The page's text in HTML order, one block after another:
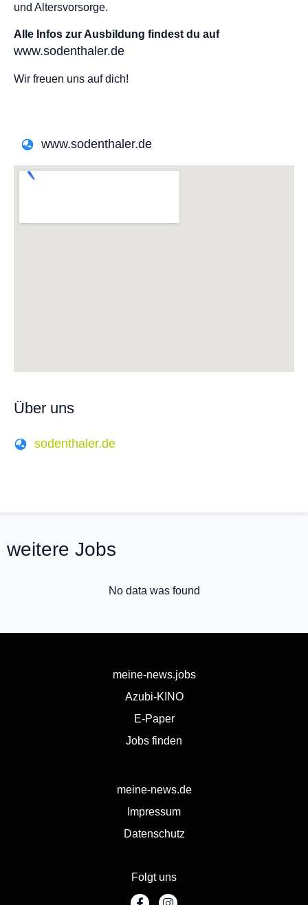
und Altersvorsorge.
Alle Infos zur Ausbildung findest du auf
www.sodenthaler.de
Wir freuen uns auf dich!
www.sodenthaler.de
Über uns
sodenthaler.de
weitere Jobs
No data was found
meine-news.jobs
Azubi-KINO
E-Paper
Jobs finden
meine-news.de
Impressum
Datenschutz
Folgt uns